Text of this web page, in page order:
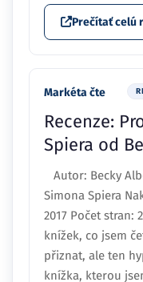
Markéta čte
Spiera od
Autor: Becky
Simona Spiera
knížek, co jsem
přiznat, ale ten
knížka, kterou
Protože mi jí
to přečíst, hlavní